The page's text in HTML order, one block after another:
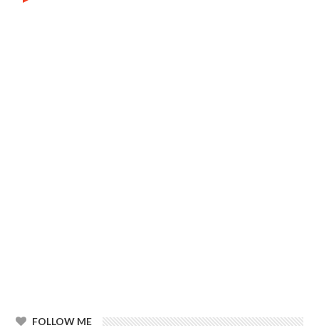
FOLLOW ME